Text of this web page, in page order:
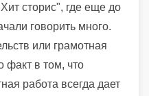
сторис", где еще до
говорить много.
или грамотная
факт в том, что
работа всегда дает